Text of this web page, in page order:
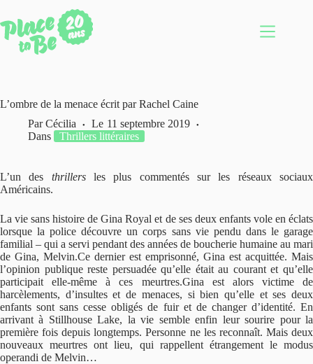
au
contenu
L’ombre de la menace écrit par Rachel Caine
Par Cécilia Le 11 septembre 2019
Dans
Thrillers littéraires
L’un des thrillersles plus commentés sur les réseaux sociaux
Américains.
La vie sans histoire de Gina Royal et de ses deux enfants vole en éclats
lorsque la police découvre un corps sans vie pendu dans le garage
familial – qui a servi pendant des années de boucherie humaine au mari
de Gina, Melvin.Ce dernier est emprisonné, Gina est acquittée. Mais
l’opinion publique reste persuadée qu’elle était au courant et qu’elle
participait elle-même à ces meurtres.Gina est alors victime de
harcèlements, d’insultes et de menaces, si bien qu’elle et ses deux
enfants sont sans cesse obligés de fuir et de changer d’identité. En
arrivant à Stillhouse Lake, la vie semble enfin leur sourire pour la
première fois depuis longtemps. Personne ne les reconnaît. Mais deux
nouveaux meurtres ont lieu, qui rappellent étrangement le modus
operandi de Melvin…